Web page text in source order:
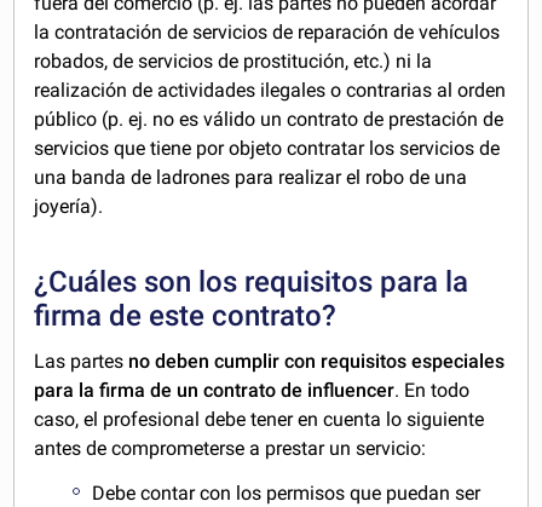
la contratación de servicios de reparación de vehículos
robados, de servicios de prostitución, etc.) ni la
realización de actividades ilegales o contrarias al orden
público (p. ej. no es válido un contrato de prestación de
servicios que tiene por objeto contratar los servicios de
una banda de ladrones para realizar el robo de una
joyería).
¿Cuáles son los requisitos para la
firma de este contrato?
Las partes no deben cumplir con requisitos especiales
para la firma de un contrato de influencer. En todo
caso, el profesional debe tener en cuenta lo siguiente
antes de comprometerse a prestar un servicio:
Debe contar con los permisos que puedan ser